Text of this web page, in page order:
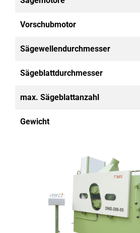
Vorschubmotor
Sägewellendurchmesser
Sägeblattdurchmesser
max. Sägeblattanzahl
Gewicht